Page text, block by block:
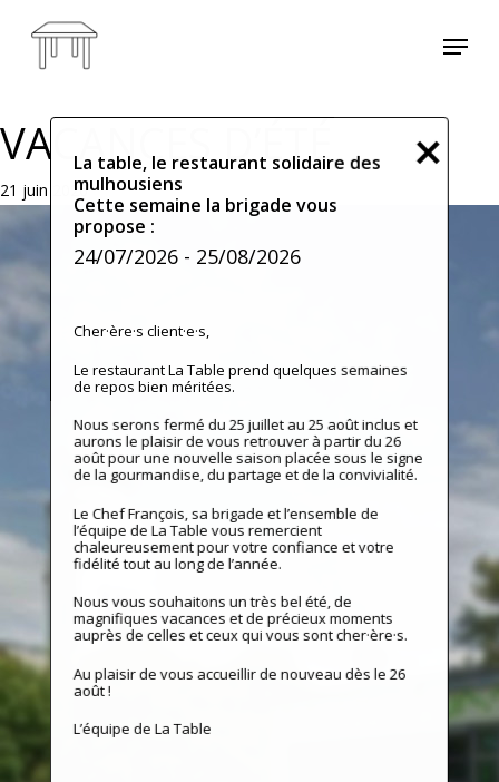
Menu
La table, le restaurant solidaire des
mulhousiens
Cette semaine la brigade vous
propose :
24/07/2026- 25/08/2026
Cher·ère·s client·e·s,
Le restaurant La Table prend quelques semaines
de repos bien méritées.
Nous serons fermé du 25 juillet au 25 août inclus et
aurons le plaisir de vous retrouver à partir du 26
août pour une nouvelle saison placée sous le signe
de la gourmandise, du partage et de la convivialité.
Le Chef François, sa brigade et l’ensemble de
l’équipe de La Table vous remercient
chaleureusement pour votre confiance et votre
fidélité tout au long de l’année.
Nous vous souhaitons un très bel été, de
magnifiques vacances et de précieux moments
auprès de celles et ceux qui vous sont cher·ère·s.
Au plaisir de vous accueillir de nouveau dès le 26
août !
L’équipe de La Table
VACANCES D’ÉTÉ
21 juin 2026